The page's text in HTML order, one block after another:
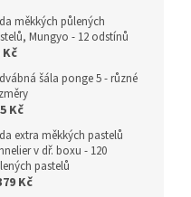
měkkých půlených
Mungyo - 12 odstínů
Kč
šála ponge 5 - různé
Kč
extra měkkých pastelů
v dř. boxu - 120
pastelů
Kč